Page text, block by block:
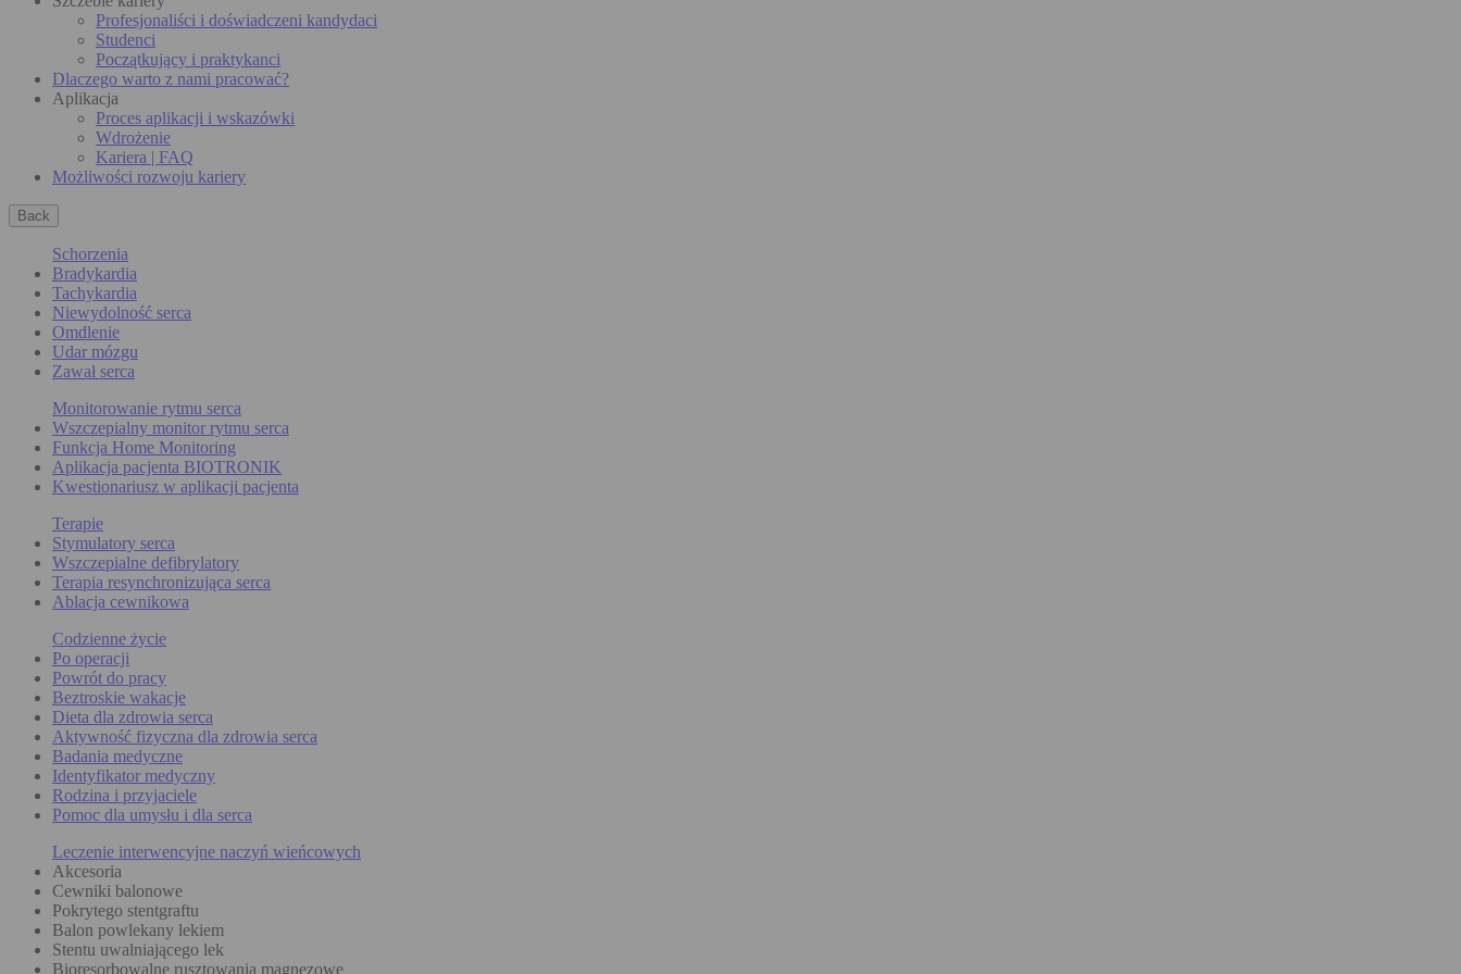
Profesjonaliści i doświadczeni kandydaci
Studenci
Początkujący i praktykanci
Dlaczego warto z nami pracować?
Aplikacja
Proces aplikacji i wskazówki
Wdrożenie
Kariera | FAQ
Możliwości rozwoju kariery
Back
Schorzenia
Bradykardia
Tachykardia
Niewydolność serca
Omdlenie
Udar mózgu
Zawał serca
Monitorowanie rytmu serca
Wszczepialny monitor rytmu serca
Funkcja Home Monitoring
Aplikacja pacjenta BIOTRONIK
Kwestionariusz w aplikacji pacjenta
Terapie
Stymulatory serca
Wszczepialne defibrylatory
Terapia resynchronizująca serca
Ablacja cewnikowa
Codzienne życie
Po operacji
Powrót do pracy
Beztroskie wakacje
Dieta dla zdrowia serca
Aktywność fizyczna dla zdrowia serca
Badania medyczne
Identyfikator medyczny
Rodzina i przyjaciele
Pomoc dla umysłu i dla serca
Leczenie interwencyjne naczyń wieńcowych
Akcesoria
Cewniki balonowe
Pokrytego stentgraftu
Balon powlekany lekiem
Stentu uwalniającego lek
Bioresorbowalne rusztowania magnezowe